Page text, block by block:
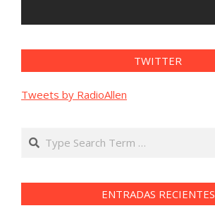
TWITTER
Tweets by RadioAllen
Search
ENTRADAS RECIENTES